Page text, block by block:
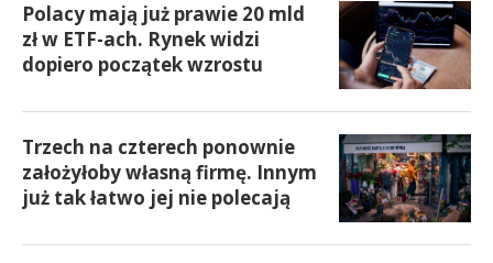
Polacy mają już prawie 20 mld
zł w ETF-ach. Rynek widzi
dopiero początek wzrostu
Trzech na czterech ponownie
założyłoby własną firmę. Innym
już tak łatwo jej nie polecają